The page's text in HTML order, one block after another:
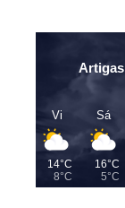
Artigas
Vi
14°C
8°C
Sá
16°C
5°C